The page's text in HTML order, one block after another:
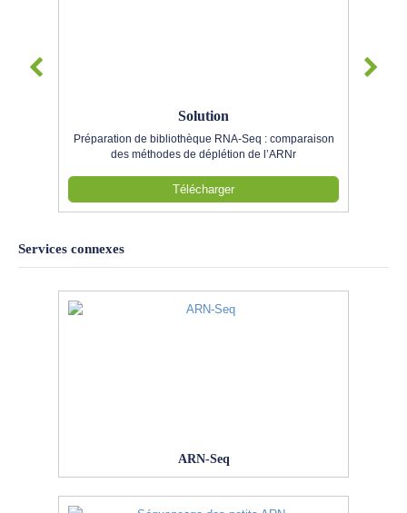
Solution
Préparation de bibliothèque RNA-Seq : comparaison
des méthodes de déplétion de l’ARNr
Télécharger
Services connexes
ARN-Seq